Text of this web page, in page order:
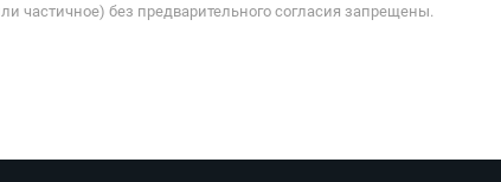
частичное) без предварительного согласия запрещены.